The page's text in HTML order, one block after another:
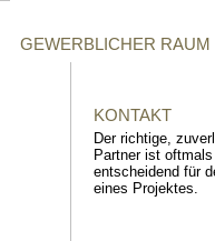
GEWERBLICHER RAUM
KONTAKT
Der richtige,
Partner ist oftmals
entscheidend für
eines Projektes.